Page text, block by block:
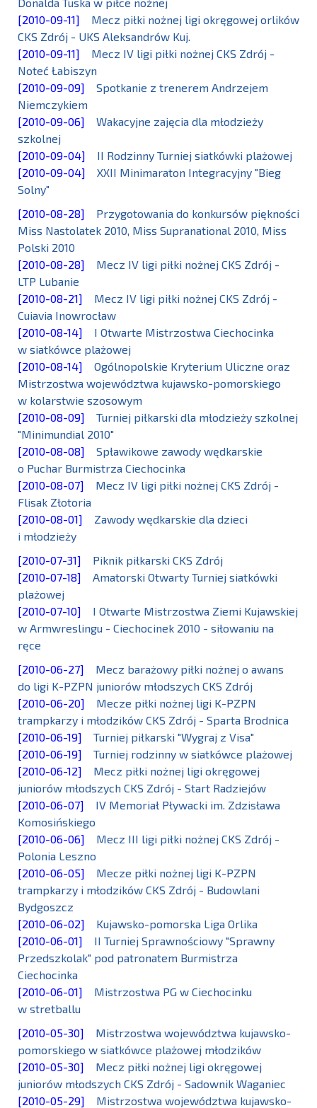
[2010-09-11] Mecz piłki nożnej ligi okręgowej orlików
CKS Zdrój - UKS Aleksandrów Kuj.
[2010-09-11] Mecz IV ligi piłki nożnej CKS Zdrój -
Noteć Łabiszyn
[2010-09-09] Spotkanie z trenerem Andrzejem
Niemczykiem
[2010-09-06]
Wakacyjne zajęcia dla młodzieży
szkolnej
[2010-09-04] II Rodzinny Turniej siatkówki plażowej
[2010-09-04] XXII Minimaraton Integracyjny "Bieg
Solny"
[2010-08-28] Przygotowania do konkursów piękności
Miss Nastolatek 2010, Miss Supranational 2010, Miss
Polski 2010
[2010-08-28]
Mecz IV ligi piłki nożnej CKS Zdrój -
LTP Lubanie
[2010-08-21] Mecz IV ligi piłki nożnej CKS Zdrój -
Cuiavia Inowrocław
[2010-08-14] I Otwarte Mistrzostwa Ciechocinka
w siatkówce plażowej
[2010-08-14] Ogólnopolskie Kryterium Uliczne oraz
Mistrzostwa województwa kujawsko-pomorskiego
w kolarstwie szosowym
[2010-08-09] Turniej piłkarski dla młodzieży szkolnej
"Minimundial 2010"
[2010-08-08]
Spławikowe zawody wędkarskie
o Puchar Burmistrza Ciechocinka
[2010-08-07] Mecz IV ligi piłki nożnej CKS Zdrój -
Flisak Złotoria
[2010-08-01] Zawody wędkarskie dla dzieci
i młodzieży
[2010-07-31] Piknik piłkarski CKS Zdrój
[2010-07-18] Amatorski Otwarty Turniej siatkówki
plażowej
[2010-07-10] I Otwarte Mistrzostwa Ziemi Kujawskiej
w Armwreslingu - Ciechocinek 2010 - siłowaniu na
ręce
[2010-06-27]
Mecz barażowy piłki nożnej o awans
do ligi K-PZPN juniorów młodszych CKS Zdrój
[2010-06-20]
Mecze piłki nożnej ligi K-PZPN
trampkarzy i młodzików CKS Zdrój - Sparta Brodnica
[2010-06-19]
Turniej piłkarski "Wygraj z Visa"
[2010-06-19]
Turniej rodzinny w siatkówce plażowej
[2010-06-12] Mecz piłki nożnej ligi okręgowej
juniorów młodszych CKS Zdrój - Start Radziejów
[2010-06-07] IV Memoriał Pływacki im. Zdzisława
Komosińskiego
[2010-06-06] Mecz III ligi piłki nożnej CKS Zdrój -
Polonia Leszno
[2010-06-05] Mecze piłki nożnej ligi K-PZPN
trampkarzy i młodzików CKS Zdrój - Budowlani
Bydgoszcz
[2010-06-02] Kujawsko-pomorska Liga Orlika
[2010-06-01] II Turniej Sprawnościowy "Sprawny
Przedszkolak" pod patronatem Burmistrza
Ciechocinka
[2010-06-01] Mistrzostwa PG w Ciechocinku
w stretballu
[2010-05-30] Mistrzostwa województwa kujawsko-
pomorskiego w siatkówce plażowej młodzików
[2010-05-30]
Mecz piłki nożnej ligi okręgowej
juniorów młodszych CKS Zdrój - Sadownik Waganiec
[2010-05-29]
Mistrzostwa województwa kujawsko-